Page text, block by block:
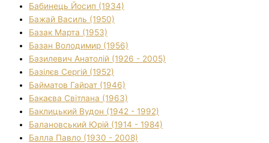
Бабинець Йосип (1934)
Бажай Василь (1950)
Базак Марта (1953)
Базан Володимир (1956)
Базилевич Анатолій (1926 - 2005)
Базілєв Сергій (1952)
Байматов Гайрат (1946)
Бакаєва Світлана (1963)
Баклицький Вудон (1942 - 1992)
Балановський Юрій (1914 - 1984)
Балла Павло (1930 - 2008)